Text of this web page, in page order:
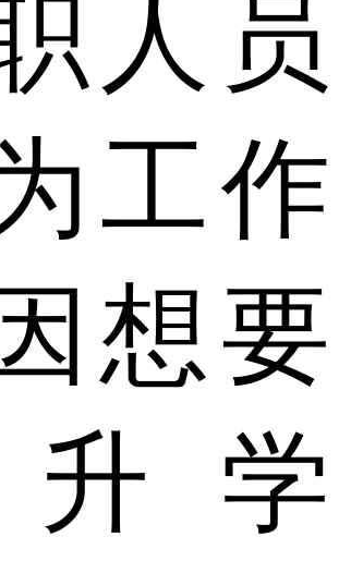
人员
工作
想要
学